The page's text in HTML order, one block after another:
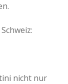
nicht nur